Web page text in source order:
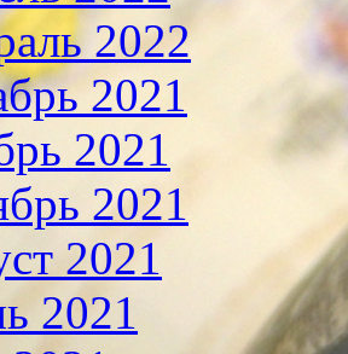
2022
2021
2021
2021
2021
2021